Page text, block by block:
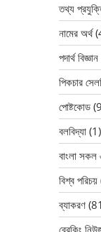
তথ্য
নামের অর্থ
পদার্থ বিজ্ঞান
পিকচার
পোষ্টকোড
বলবিদ্যা (1)
বাংলা
বিশ্ব পরিচয়
ব্যাকরণ
ব্রেকিং